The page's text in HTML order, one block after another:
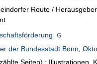
Route /
der Bundesstadt Bonn,
Seiten) : Illustrationen,